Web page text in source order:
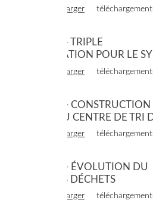
télécharger
2019 - 06 - TRIPLE
CERTIFICATION POUR LE
télécharger
2019 - 04 - CONSTRUCTION
NOUVEAU CENTRE DE TRI
télécharger
2019 - 01 - ÉVOLUTION DU
COÛT DES DÉCHETS
télécharger